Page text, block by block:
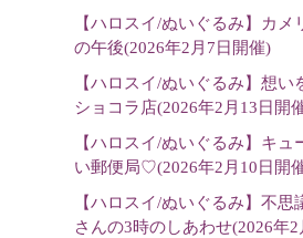
【ハロスイ/ぬいぐるみ】カメ
の午後(2026年2月7日開催)
【ハロスイ/ぬいぐるみ】想い
ショコラ店(2026年2月13日開
【ハロスイ/ぬいぐるみ】キュ
い郵便局♡(2026年2月10日開
【ハロスイ/ぬいぐるみ】不思
さんの3時のしあわせ(2026年